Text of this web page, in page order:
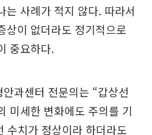
는 사례가 적지 않다. 따라서
상이 없더라도 정기적으로
중요하다.
과센터 전문의는 “갑상선
미세한 변화에도 주의를 기
수치가 정상이라 하더라도